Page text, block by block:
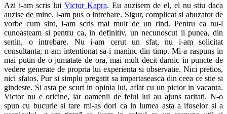
Azi i-am scris lui Victor Kapra. Eu auzisem de el, el nu stiu daca
auzise de mine. I-am pus o intrebare. Sigur, complicat si abuzator de
vorbe cum sint, i-am scris mai mult de un rind. Pentru ca nu-l
cunoasteam si pentru ca, in definitiv, un necunoscut ii punea, din
senin, o intrebare. Nu i-am cerut un sfat, nu i-am solicitat
consultanta, n-am intentionat sa-i maninc din timp. Mi-a raspuns in
mai putin de o jumatate de ora, mai mult decit darnic in puncte de
vedere generate de propria lui experienta si observatie. Nici pretios,
nici sfatos. Pur si simplu pregatit sa impartaseasca din ceea ce stie si
gindeste. Si asta pe scurt in opinia lui, aflat cu un picior in vacanta.
Victor nu e oricine, iar oamenii de felul lui au ajuns raritati. N-o
spun cu bucurie si tare mi-as dori ca in lumea asta a ifoselor si a